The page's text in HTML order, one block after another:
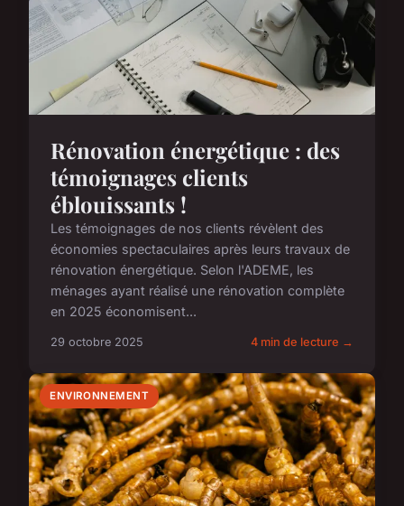
Rénovation énergétique : des
témoignages clients
éblouissants !
Les témoignages de nos clients révèlent des
économies spectaculaires après leurs travaux de
rénovation énergétique. Selon l'ADEME, les
ménages ayant réalisé une rénovation complète
en 2025 économisent...
29 octobre 2025 4 min de lecture →
ENVIRONNEMENT